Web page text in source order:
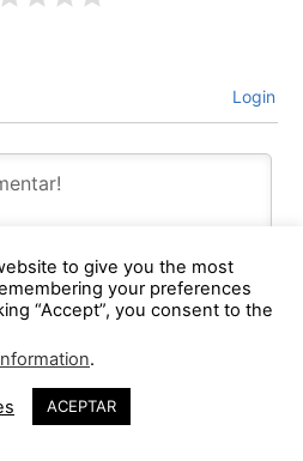
Login
to give you the most
your preferences
“Accept”, you consent to the
.
ACEPTAR